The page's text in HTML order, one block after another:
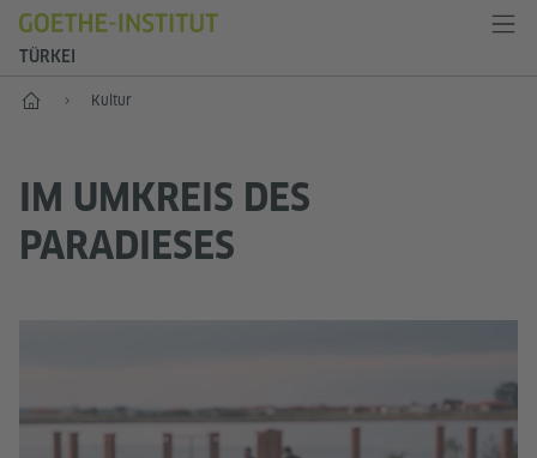
TÜRKEI
Start Kultur
IM UMKREIS DES
PARADIESES